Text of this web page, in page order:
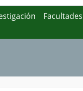
Facultades